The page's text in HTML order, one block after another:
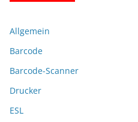
Allgemein
Barcode
Barcode-Scanner
Drucker
ESL